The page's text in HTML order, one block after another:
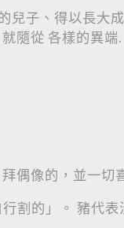
兒子、得以長大
隨從 各樣的異端.
偶像的，並一切
割的」。 豬代